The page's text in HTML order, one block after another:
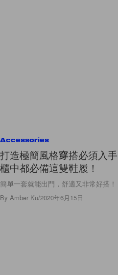
Accessories
打造極簡風格穿搭必須入
櫃中都必備這雙鞋履！
簡單一套就能出門，舒適又非常好搭！
By Amber Ku/2020年6月15日